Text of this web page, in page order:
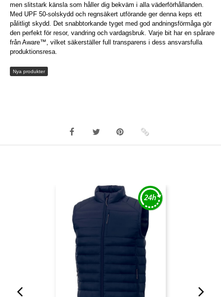
men slitstark känsla som håller dig bekväm i alla väderförhållanden.
Med UPF 50-solskydd och regnsäkert utförande ger denna keps ett
pålitligt skydd. Det snabbtorkande tyget med god andningsförmåga gör
den perfekt för resor, vandring och vardagsbruk. Varje bit har en spårare
från Aware™, vilket säkerställer full transparens i dess ansvarsfulla
produktionsresa.
Nya produkter